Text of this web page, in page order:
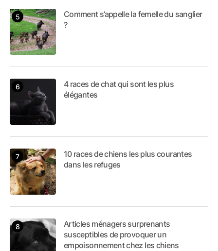
Comment s’appelle la femelle du sanglier
?
4 races de chat qui sont les plus
élégantes
10 races de chiens les plus courantes
dans les refuges
Articles ménagers surprenants
susceptibles de provoquer un
empoisonnement chez les chiens